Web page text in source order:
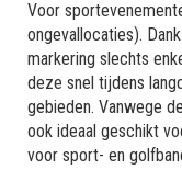
Voor
ongevallocaties).
markering slechts
deze snel tijdens
gebieden. Vanwege
ook ideaal geschikt
voor sport- en